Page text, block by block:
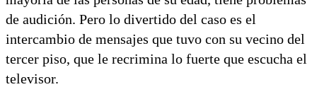
de audición. Pero lo divertido del caso es el
intercambio de mensajes que tuvo con su vecino del
tercer piso, que le recrimina lo fuerte que escucha el
televisor.